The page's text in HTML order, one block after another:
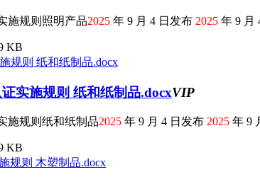
施规则照明产品2025 年 9 月 4 日发布 2025 年 9 月
KB
实施规则 纸和纸制品.docxVIP
施规则纸和纸制品2025 年 9 月 4 日发布 2025 年 9
KB